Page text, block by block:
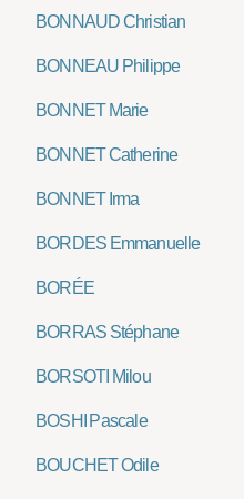
BONNAUD Christian
BONNEAU Philippe
BONNET Marie
BONNET Catherine
BONNET Irma
BORDES Emmanuelle
BORÉE
BORRAS Stéphane
BORSOTI Milou
BOSHI Pascale
BOUCHET Odile